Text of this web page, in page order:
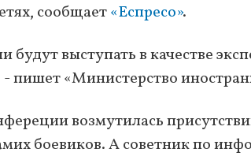
сообщает«Еспресо».
выступать в качестве
пишет «Министерство
возмутилась
боевиков. А советник по